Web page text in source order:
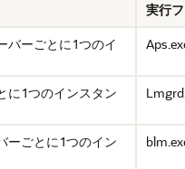
実行
バーごとに1つのイ
に1つのインスタン
ーごとに1つのイン